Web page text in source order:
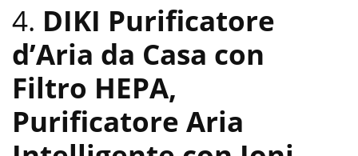
4. DIKI Purificatore
d’Aria da Casa con
Filtro HEPA,
Purificatore Aria